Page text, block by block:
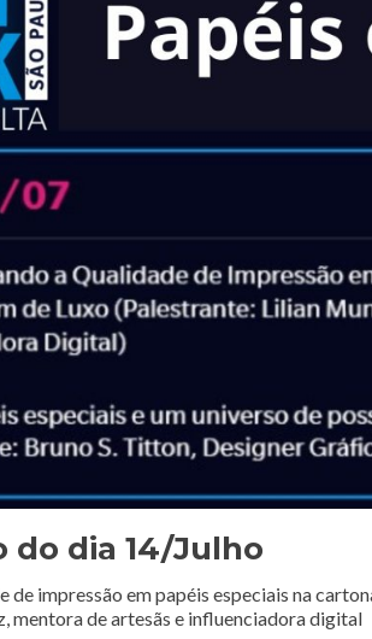
do dia 14/Julho
de impressão em papéis especiais na
mentora de artesãs e influenciadora digital